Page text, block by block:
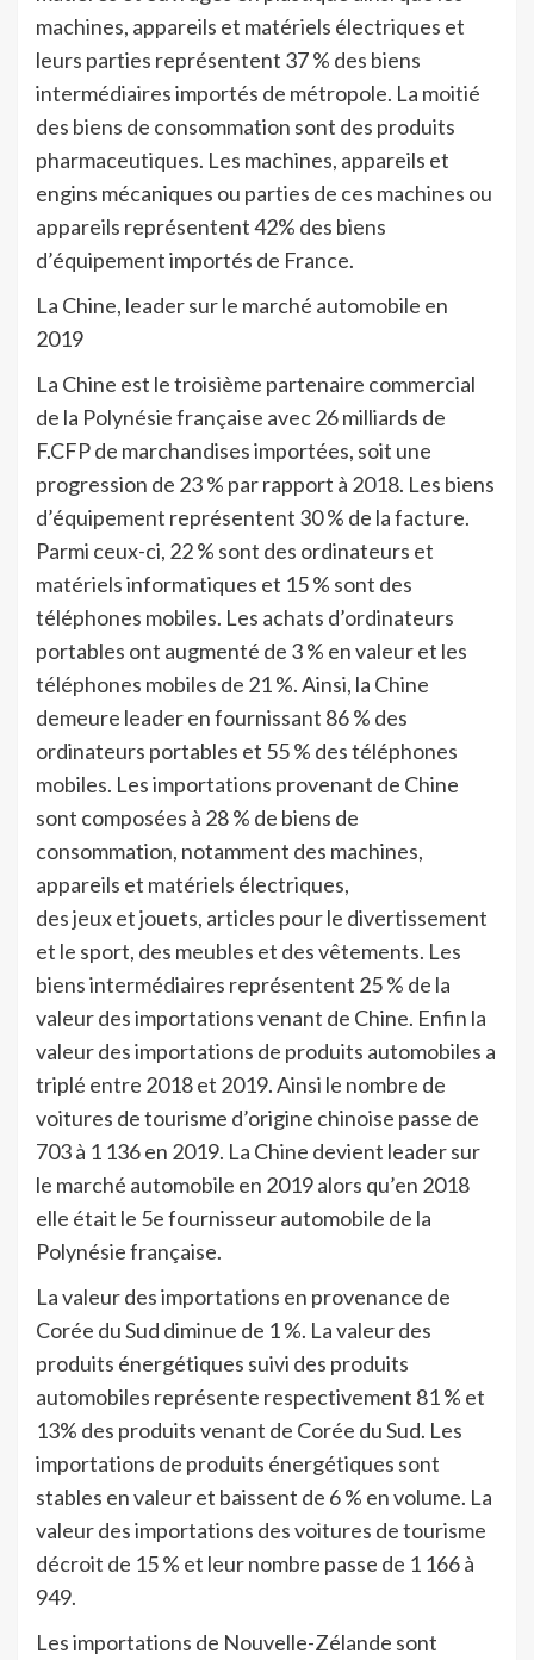
machines, appareils et matériels électriques et
leurs parties représentent 37 % des biens
intermédiaires importés de métropole. La moitié
des biens de consommation sont des produits
pharmaceutiques. Les machines, appareils et
engins mécaniques ou parties de ces machines ou
appareils représentent 42% des biens
d’équipement importés de France.
La Chine, leader sur le marché automobile en
2019
La Chine est le troisième partenaire commercial
de la Polynésie française avec 26 milliards de
F.CFP de marchandises importées, soit une
progression de 23 % par rapport à 2018. Les biens
d’équipement représentent 30 % de la facture.
Parmi ceux-ci, 22 % sont des ordinateurs et
matériels informatiques et 15 % sont des
téléphones mobiles. Les achats d’ordinateurs
portables ont augmenté de 3 % en valeur et les
téléphones mobiles de 21 %. Ainsi, la Chine
demeure leader en fournissant 86 % des
ordinateurs portables et 55 % des téléphones
mobiles. Les importations provenant de Chine
sont composées à 28 % de biens de
consommation, notamment des machines,
appareils et matériels électriques,
des jeux et jouets, articles pour le divertissement
et le sport, des meubles et des vêtements. Les
biens intermédiaires représentent 25 % de la
valeur des importations venant de Chine. Enfin la
valeur des importations de produits automobiles a
triplé entre 2018 et 2019. Ainsi le nombre de
voitures de tourisme d’origine chinoise passe de
703 à 1 136 en 2019. La Chine devient leader sur
le marché automobile en 2019 alors qu’en 2018
elle était le 5e fournisseur automobile de la
Polynésie française.
La valeur des importations en provenance de
Corée du Sud diminue de 1 %. La valeur des
produits énergétiques suivi des produits
automobiles représente respectivement 81 % et
13% des produits venant de Corée du Sud. Les
importations de produits énergétiques sont
stables en valeur et baissent de 6 % en volume. La
valeur des importations des voitures de tourisme
décroit de 15 % et leur nombre passe de 1 166 à
949.
Les importations de Nouvelle-Zélande sont